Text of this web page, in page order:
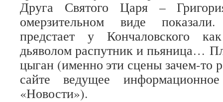
Друга Святого Царя –
омерзительном виде
предстает у Кончаловского
дьяволом распутник и пьяница…
цыган (именно эти сцены зачем-то
сайте ведущее
«Новости»).